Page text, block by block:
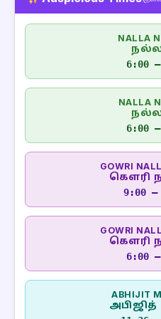
NALLA
6:00
NALLA
6:00
GOWRI
கௌரி
9:00 –
GOWRI
கௌரி
6:00
ABHIJIT
அபிஜித்